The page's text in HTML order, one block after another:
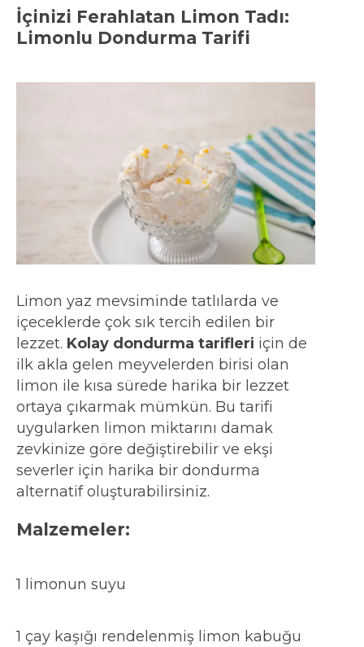
İçinizi Ferahlatan Limon Tadı:
Limonlu Dondurma Tarifi
Limon yaz mevsiminde tatlılarda ve
içeceklerde çok sık tercih edilen bir
lezzet. Kolay dondurma tarifleri için de
ilk akla gelen meyvelerden birisi olan
limon ile kısa sürede harika bir lezzet
ortaya çıkarmak mümkün. Bu tarifi
uygularken limon miktarını damak
zevkinize göre değiştirebilir ve ekşi
severler için harika bir dondurma
alternatif oluşturabilirsiniz.
Malzemeler:
1 limonun suyu
1 çay kaşığı rendelenmiş limon kabuğu